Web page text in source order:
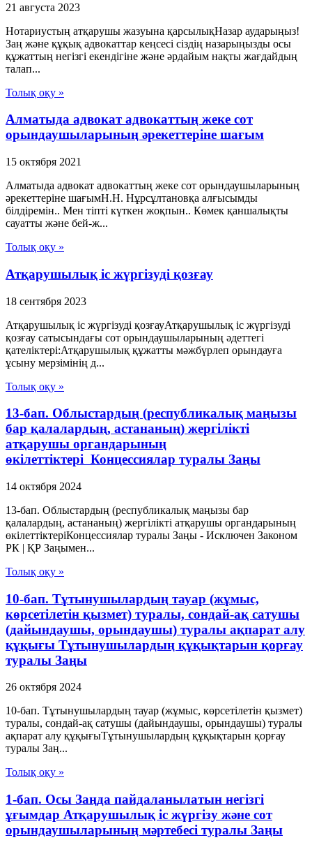
21 августа 2023
Нотариустың атқарушы жазуына қарсылықНазар аударыңыз!
Заң және құқық адвокаттар кеңсесі сіздің назарыңызды осы
құжаттың негізгі екендігіне және әрдайым нақты жағдайдың
талап...
Толық оқу »
Алматыда адвокат адвокаттың жеке сот
орындаушыларының әрекеттеріне шағым
15 октября 2021
Алматыда адвокат адвокаттың жеке сот орындаушыларының
әрекеттеріне шағымН.Н. Нұрсұлтановқа алғысымды
білдіремін.. Мен тіпті күткен жоқпын.. Көмек қаншалықты
сауатты және бей-ж...
Толық оқу »
Атқарушылық іс жүргізуді қозғау
18 сентября 2023
Атқарушылық іс жүргізуді қозғауАтқарушылық іс жүргізуді
қозғау сатысындағы сот орындаушыларының әдеттегі
қателіктері:Атқарушылық құжатты мәжбүрлеп орындауға
ұсыну мерзімінің д...
Толық оқу »
13-бап. Облыстардың (республикалық маңызы
бар қалалардың, астананың) жергiлiктi
атқарушы органдарының
өкiлеттiктерi Концессиялар туралы Заңы
14 октября 2024
13-бап. Облыстардың (республикалық маңызы бар
қалалардың, астананың) жергiлiктi атқарушы органдарының
өкiлеттiктерiКонцессиялар туралы Заңы - Исключен Законом
РК | ҚР Заңымен...
Толық оқу »
10-бап. Тұтынушылардың тауар (жұмыс,
көрсетілетін қызмет) туралы, сондай-ақ сатушы
(дайындаушы, орындаушы) туралы ақпарат алу
құқығы Тұтынушылардың құқықтарын қорғау
туралы Заңы
26 октября 2024
10-бап. Тұтынушылардың тауар (жұмыс, көрсетілетін қызмет)
туралы, сондай-ақ сатушы (дайындаушы, орындаушы) туралы
ақпарат алу құқығыТұтынушылардың құқықтарын қорғау
туралы Заң...
Толық оқу »
1-бап. Осы Заңда пайдаланылатын негізгі
ұғымдар Атқарушылық iс жүргiзу және сот
орындаушыларының мәртебесi туралы Заңы